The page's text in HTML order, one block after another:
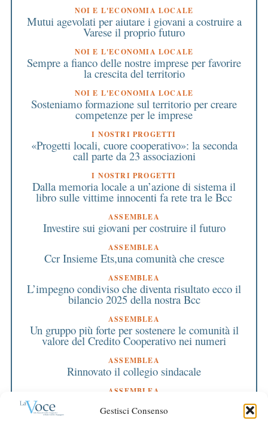
Gestisci Consenso
NOI E L'ECONOMIA LOCALE
Mutui agevolati per aiutare i giovani a costruire a
Varese il proprio futuro
NOI E L'ECONOMIA LOCALE
Sempre a fianco delle nostre imprese per favorire
la crescita del territorio
NOI E L'ECONOMIA LOCALE
Sosteniamo formazione sul territorio per creare
competenze per le imprese
I NOSTRI PROGETTI
«Progetti locali, cuore cooperativo»: la seconda
call parte da 23 associazioni
I NOSTRI PROGETTI
Dalla memoria locale a un’azione di sistema il
libro sulle vittime innocenti fa rete tra le Bcc
ASSEMBLEA
Investire sui giovani per costruire il futuro
ASSEMBLEA
Ccr Insieme Ets,una comunità che cresce
ASSEMBLEA
L’impegno condiviso che diventa risultato ecco il
bilancio 2025 della nostra Bcc
ASSEMBLEA
Un gruppo più forte per sostenere le comunità il
valore del Credito Cooperativo nei numeri
ASSEMBLEA
Rinnovato il collegio sindacale
ASSEMBLEA
Bilancio approvato all’unanimità e 2 milioni
destinati al territorio